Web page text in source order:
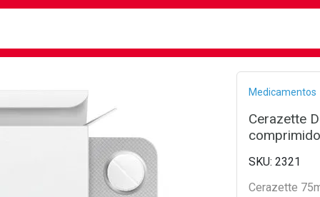
Medicamentos
Cerazette
2321
Cerazette